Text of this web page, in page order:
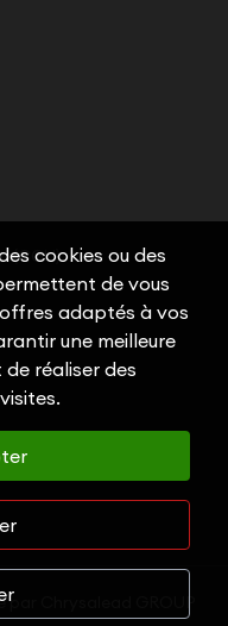
(CGU)
par
cookies ou des
de vous
adaptés à vos
une meilleure
réaliser des